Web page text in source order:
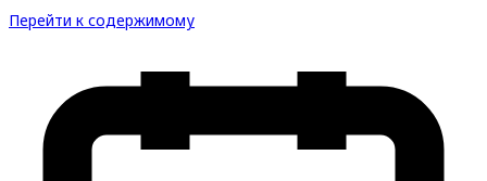
Перейти к содержимому